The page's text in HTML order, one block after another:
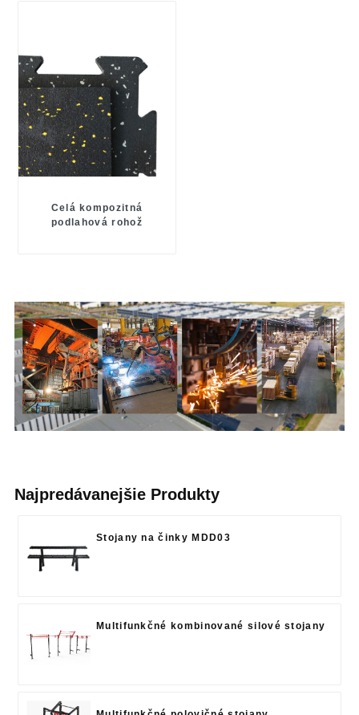
Celá kompozitná
podlahová rohož
Najpredávanejšie Produkty
Stojany na činky MDD03
Multifunkčné kombinované silové stojany